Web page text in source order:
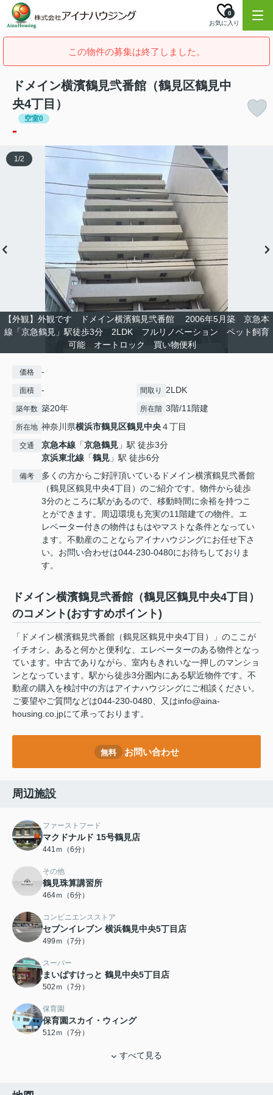
お気に入り
0
この物件の募集は終了しました。
ドメイン横濱鶴見弐番館（鶴見区鶴見中
央4丁目）
空室0
-
【外観】外観です ドメイン横濱鶴見弐番館 2006年5月築 京急本
線「京急鶴見」駅徒歩3分 2LDK フルリノベーション ペット飼育
可能 オートロック 買い物便利
1/2
価格 -
面積 - 間取り 2LDK
築年数 築20年 所在階 3階/11階建
所在地 神奈川県横浜市鶴見区鶴見中央４丁目
交通 京急本線 「京急鶴見 」駅 徒歩3分
京浜東北線 「鶴見 」駅 徒歩6分
備考
多くの方からご好評頂いているドメイン横濱鶴見弐番館
（鶴見区鶴見中央4丁目）のご紹介です。物件から徒歩
3分のところに駅があるので、移動時間に余裕を持つこ
とができます。周辺環境も充実の11階建ての物件。エ
レベーター付きの物件はもはやマストな条件となってい
ます。不動産のことならアイナハウジングにお任せ下さ
い。お問い合わせは044-230-0480にお待ちしておりま
す。
ドメイン横濱鶴見弐番館（鶴見区鶴見中央4丁目）
のコメント(おすすめポイント)
「ドメイン横濱鶴見弐番館（鶴見区鶴見中央4丁目）」のここが
イチオシ。あると何かと便利な、エレベーターのある物件となっ
ています。中古でありながら、室内もきれいな一押しのマンショ
ンとなっています。駅から徒歩3分圏内にある駅近物件です。不
動産の購入を検討中の方はアイナハウジングにご相談ください。
ご要望やご質問などは044-230-0480、又はinfo@aina-
housing.co.jpにて承っております。
無料 お問い合わせ
周辺施設
ファーストフード
マクドナルド 15号鶴見店
441ｍ（6分）
その他
鶴見珠算講習所
464ｍ（6分）
コンビニエンスストア
セブンイレブン 横浜鶴見中央5丁目店
499ｍ（7分）
スーパー
まいばすけっと 鶴見中央5丁目店
502ｍ（7分）
保育園
保育園スカイ・ウィング
512ｍ（7分）
すべて見る